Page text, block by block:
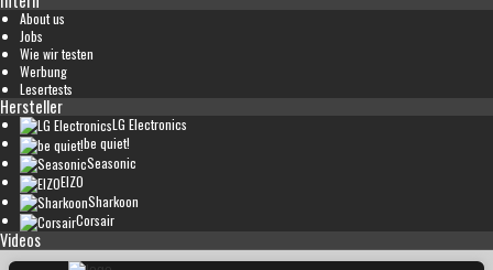
About us
Jobs
Wie wir testen
Werbung
Lesertests
Hersteller
LG Electronics
be quiet!
Seasonic
EIZO
Sharkoon
Corsair
Videos